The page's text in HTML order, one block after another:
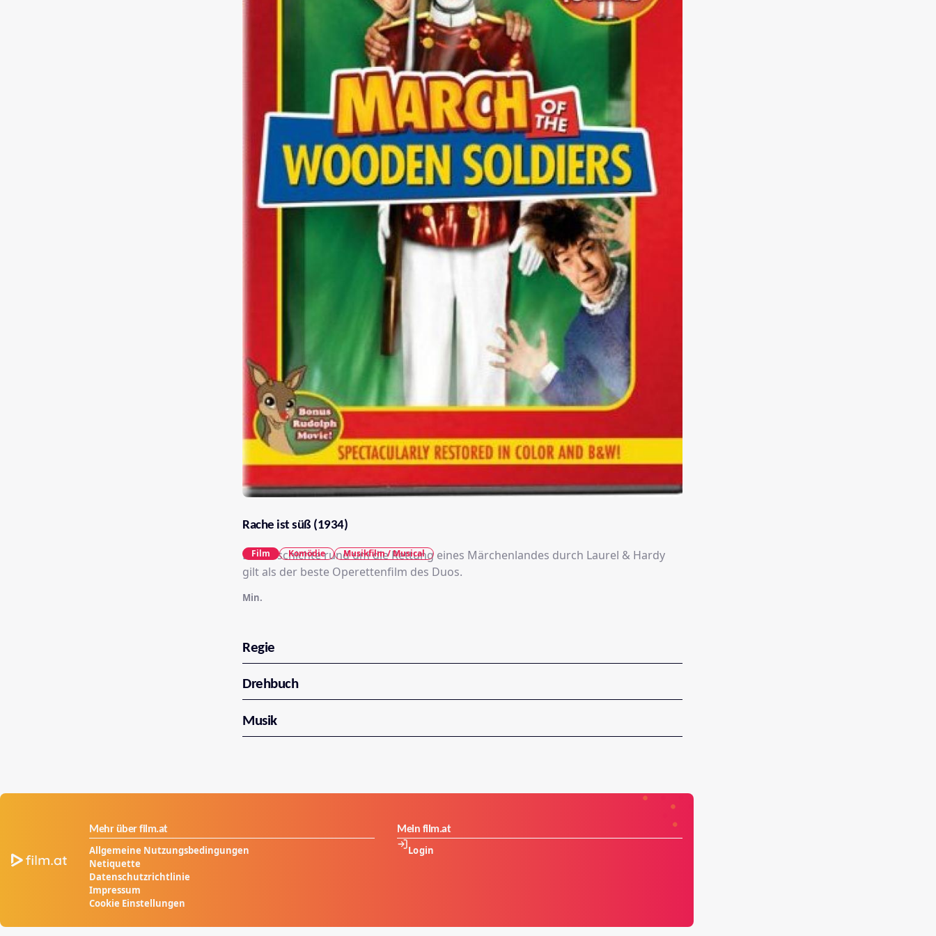
Rache ist süß (1934)
Die Geschichte rund um die Rettung eines Märchenlandes durch Laurel & Hardy
gilt als der beste Operettenfilm des Duos.
Min.
Film Komödie Musikfilm / Musical
Regie
Drehbuch
Musik
Mehr über film.at
Allgemeine Nutzungsbedingungen
Netiquette
Datenschutzrichtlinie
Impressum
Cookie Einstellungen
Mein film.at
Login